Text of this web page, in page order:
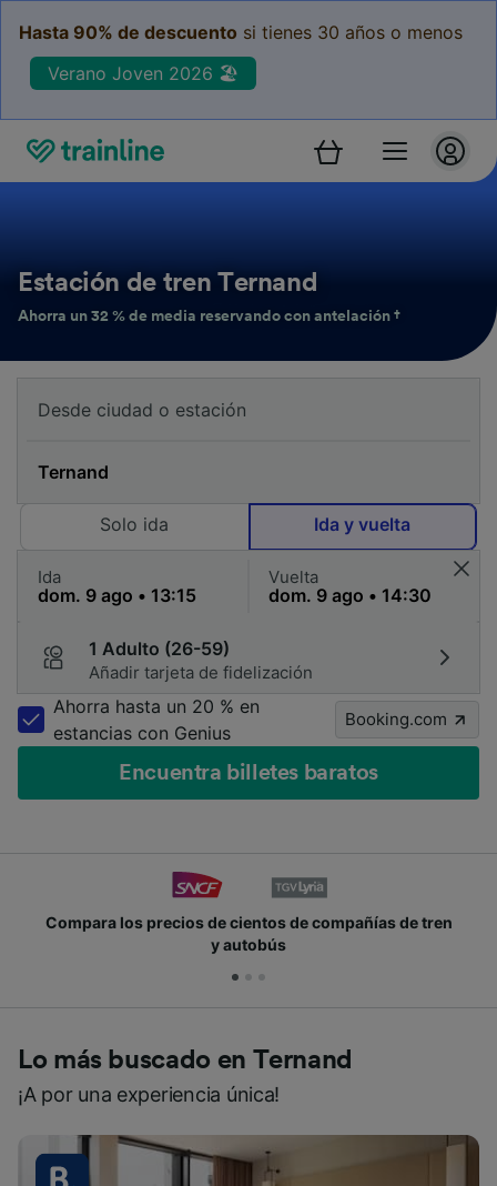
Hasta 90% de descuento si tienes 30 años o menos
Verano Joven 2026 🏖️
Estación de tren Ternand
Ahorra un 32 % de media reservando con antelación †
Solo ida Ida y vuelta
Ida Vuelta
1 Adulto (26-59)
Añadir tarjeta de fidelización
Ahorra hasta un 20 % en
estancias con Genius
Booking.com
Encuentra billetes baratos
Compara los precios de cientos de compañías de tren
y autobús
Lo más buscado en Ternand
¡A por una experiencia única!